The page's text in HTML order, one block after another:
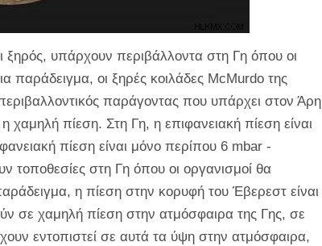
ξηρός, υπάρχουν περιβάλλοντα στη Γη όπου οι
παράδειγμα, οι ξηρές κοιλάδες McMurdo της
παράγοντας που υπάρχει στον Άρη
χαμηλή πίεση. Στη Γη, η επιφανειακή πίεση είναι
πίεση είναι μόνο περίπου 6 mbar -
τοποθεσίες στη Γη όπου οι οργανισμοί θα
η πίεση στην κορυφή του Έβερεστ είναι
σε χαμηλή πίεση στην ατμόσφαιρα της Γης, σε
εντοπιστεί σε αυτά τα ύψη στην ατμόσφαιρα,